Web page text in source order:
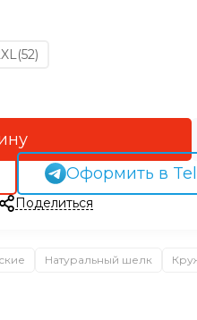
Оформить в
Поделиться
Натуральный шелк